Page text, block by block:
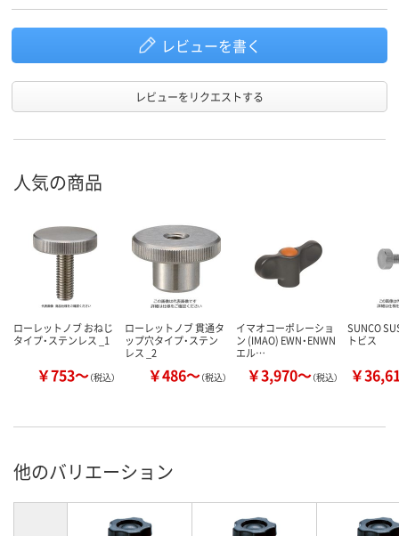
レビューを書く
レビューをリクエストする
人気の商品
ローレットノブ おねじ
タイプ・ステンレス _1
￥753～（税込）
ローレットノブ 貫通タ
ップ穴タイプ・ステン
レス _2
￥486～（税込）
イマオコーポレーショ
ン (IMAO) EWN・ENWN
エル…
￥3,970～（税込）
SUNCO
トビス
￥
他のバリエーション